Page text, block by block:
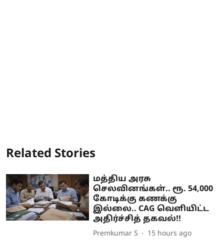
Related Stories
மத்திய அரசு
செலவினங்கள்.. ரூ. 54,000
கோடிக்கு கணக்கு
இல்லை.. CAG வெளியிட்ட
அதிர்ச்சித் தகவல்!!
Premkumar S 15 hours ago